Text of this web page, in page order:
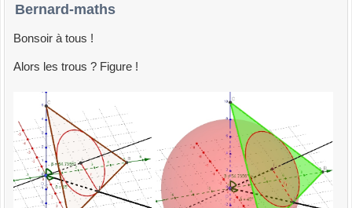
Bernard-maths
Bonsoir à tous !
Alors les trous ? Figure !